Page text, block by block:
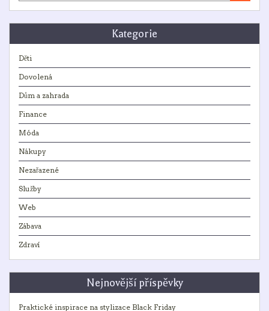
Kategorie
Děti
Dovolená
Dům a zahrada
Finance
Móda
Nákupy
Nezařazené
Služby
Web
Zábava
Zdraví
Nejnovější příspěvky
Praktické inspirace na stylizace Black Friday